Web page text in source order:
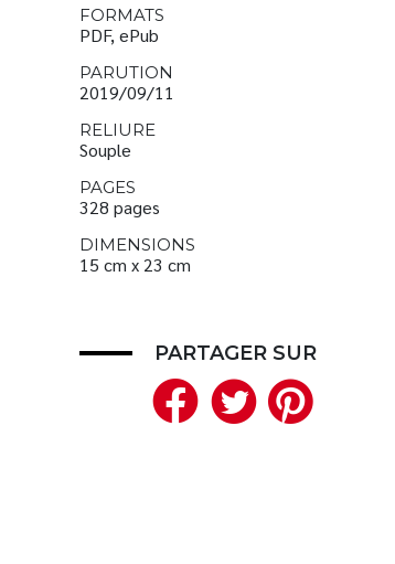
FORMATS
PDF, ePub
PARUTION
2019/09/11
RELIURE
Souple
PAGES
328 pages
DIMENSIONS
15 cm x 23 cm
PARTAGER SUR
Facebook
Twitter